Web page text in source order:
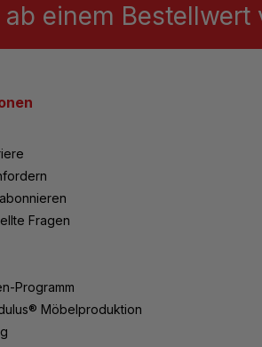
ab einem
Fragen
Programm
Möbelproduktion